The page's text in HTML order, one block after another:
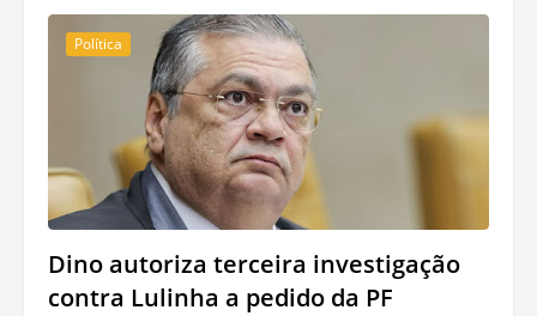
Política
Dino autoriza terceira investigação
contra Lulinha a pedido da PF